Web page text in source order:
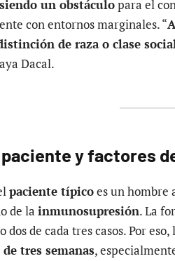
un obstáculopara el
con entornos marginales. “
de raza o clase
Dacal.
y factores
paciente típicoes un hombre
de la inmunosupresión. La
dos de cada tres casos. Por
tres semanas,